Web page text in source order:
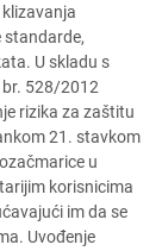
standarde,
U skladu s
528/2012
rizika za zaštitu
21. stavkom
u
korisnicima
im da se
Uvođenje